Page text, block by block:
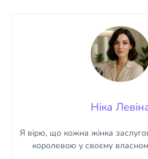
Ніка
Я вірю, що кожна жінка
королевою у своєму